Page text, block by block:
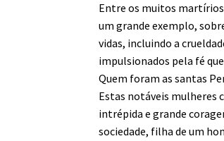
Entre os muitos martírios
um grande exemplo,
vidas, incluindo a
impulsionados pela fé
Quem foram as santas
Estas notáveis mulheres
intrépida e grande
sociedade, filha de um